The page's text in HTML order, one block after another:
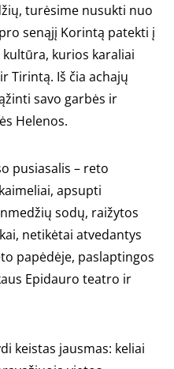
turėsime nusukti nuo
senąjį Korintą patekti į
kurios karaliai
Tirintą. Iš čia achajų
savo garbės ir
Helenos.
pusiasalis – reto
apsupti
sodų, raižytos
netikėtai atvedantys
papėdėje, paslaptingos
Epidauro teatro ir
keistas jausmas: keliai